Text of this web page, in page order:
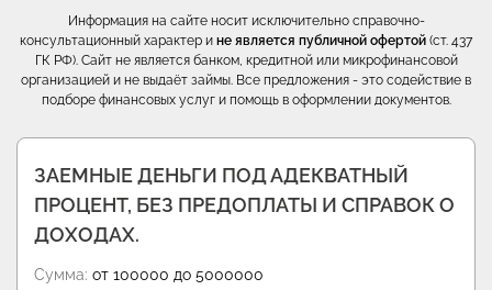
Информация на сайте носит исключительно справочно-
консультационный характер и не является публичной офертой (ст. 437
ГК РФ). Сайт не является банком, кредитной или микрофинансовой
организацией и не выдаёт займы. Все предложения - это содействие в
подборе финансовых услуг и помощь в оформлении документов.
ЗАЕМНЫЕ ДЕНЬГИ ПОД АДЕКВАТНЫЙ
ПРОЦЕНТ, БЕЗ ПРЕДОПЛАТЫ И СПРАВОК О
ДОХОДАХ.
Сумма: от 100000 до 5000000